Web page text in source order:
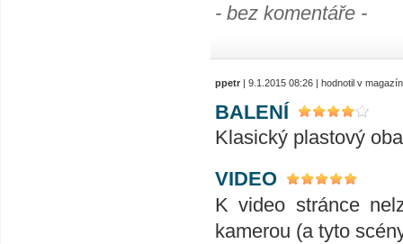
- bez komentáře -
ppetr | 9.1.2015 08:26 | hodnotil v
BALENÍ
Klasický plastový
VIDEO
K video stránce
kamerou (a tyto